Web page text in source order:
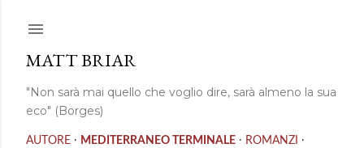
MATT BRIAR
"Non sarà mai quello che voglio dire, sarà almeno la sua
eco" (Borges)
AUTORE · MEDITERRANEO TERMINALE · ROMANZI ·